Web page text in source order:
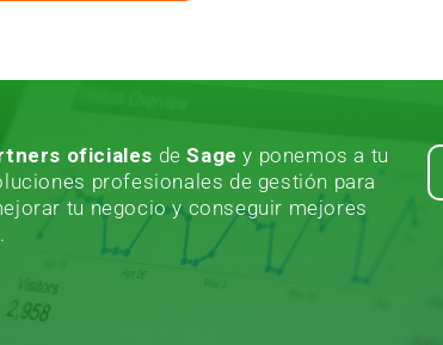
oficiales deSagey ponemos a tu
profesionales de gestión para
tu negocio y conseguir mejores